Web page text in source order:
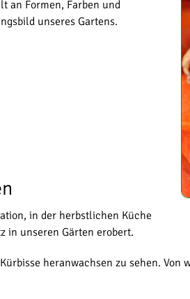
an Formen, Farben und
unseres Gartens.
in der herbstlichen Küche
in unseren Gärten erobert.
heranwachsen zu sehen.